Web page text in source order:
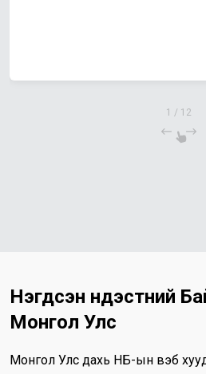
1 / 12
Нэгдсэн Үндэстний
Монгол Улс
Монгол Улс дахь НҮБ-ын вэб